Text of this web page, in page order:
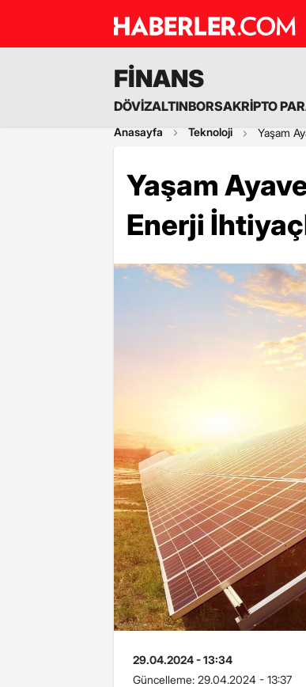
FİNANS
DÖVİZALTINBORSAKRİPTO
Anasayfa Teknoloji Yaşam
Yaşam
Enerji
29.04.2024 - 13:34
Güncelleme: 29.04.2024 - 13:37